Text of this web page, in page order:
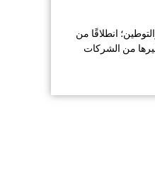
انطلاقًا من
من الشركات